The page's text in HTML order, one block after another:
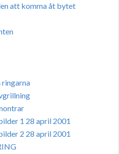
att komma åt bytet
1 28 april 2001
2 28 april 2001